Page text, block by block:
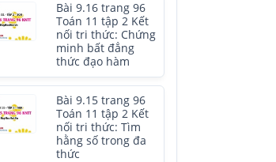
Bài 9.16 trang 96
Toán 11 tập 2 Kết
nối tri thức: Chứng
minh bất đẳng
thức đạo hàm
Bài 9.15 trang 96
Toán 11 tập 2 Kết
nối tri thức: Tìm
hằng số trong đa
thức